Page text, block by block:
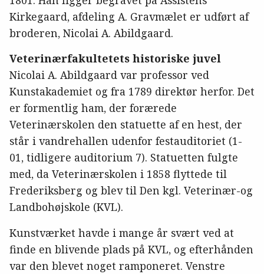
Kirkegaard, afdeling A. Gravmælet er udført af
broderen, Nicolai A. Abildgaard.
Veterinærfakultetets historiske juvel
Nicolai A. Abildgaard var professor ved
Kunstakademiet og fra 1789 direktør herfor. Det
er formentlig ham, der forærede
Veterinærskolen den statuette af en hest, der
står i vandrehallen udenfor festauditoriet (1-
01, tidligere auditorium 7). Statuetten fulgte
med, da Veterinærskolen i 1858 flyttede til
Frederiksberg og blev til Den kgl. Veterinær-og
Landbohøjskole (KVL).
Kunstværket havde i mange år svært ved at
finde en blivende plads på KVL, og efterhånden
var den blevet noget ramponeret. Venstre